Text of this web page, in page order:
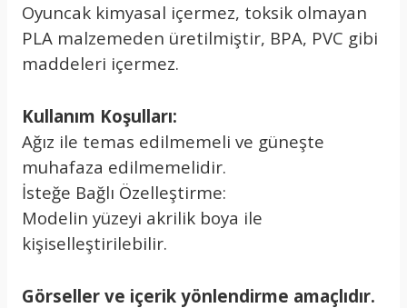
Oyuncak kimyasal içermez, toksik olmayan
PLA malzemeden üretilmiştir, BPA, PVC gibi
maddeleri içermez.
Kullanım Koşulları:
Ağız ile temas edilmemeli ve güneşte
muhafaza edilmemelidir.
İsteğe Bağlı Özelleştirme:
Modelin yüzeyi akrilik boya ile
kişiselleştirilebilir.
Görseller ve içerik yönlendirme amaçlıdır.